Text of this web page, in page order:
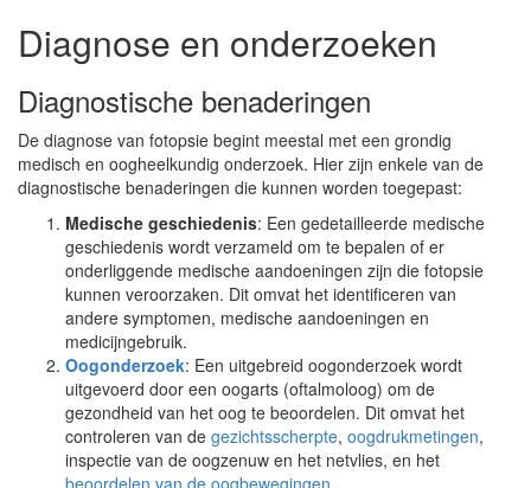
Diagnose en onderzoeken
Diagnostische benaderingen
De diagnose van fotopsie begint meestal met een grondig
medisch en oogheelkundig onderzoek. Hier zijn enkele van de
diagnostische benaderingen die kunnen worden toegepast:
Medische geschiedenis: Een gedetailleerde medische
geschiedenis wordt verzameld om te bepalen of er
onderliggende medische aandoeningen zijn die fotopsie
kunnen veroorzaken. Dit omvat het identificeren van
andere symptomen, medische aandoeningen en
medicijngebruik.
Oogonderzoek: Een uitgebreid oogonderzoek wordt
uitgevoerd door een oogarts (oftalmoloog) om de
gezondheid van het oog te beoordelen. Dit omvat het
controleren van de gezichtsscherpte, oogdrukmetingen,
inspectie van de oogzenuw en het netvlies, en het
beoordelen van de oogbewegingen.